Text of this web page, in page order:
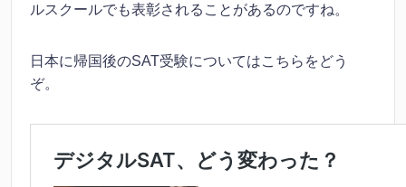
ルスクールでも表彰されることがあるのですね。
日本に帰国後のSAT受験についてはこちらをどう
ぞ。